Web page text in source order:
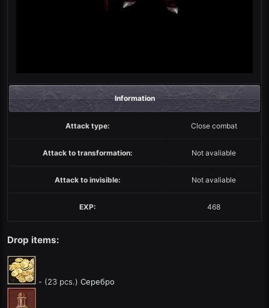
Information
Attack type: Close combat
Attack to transformation: Not avaliable
Attack to invisible: Not avaliable
EXP: 468
Drop items:
- (23 pcs.) Серебро